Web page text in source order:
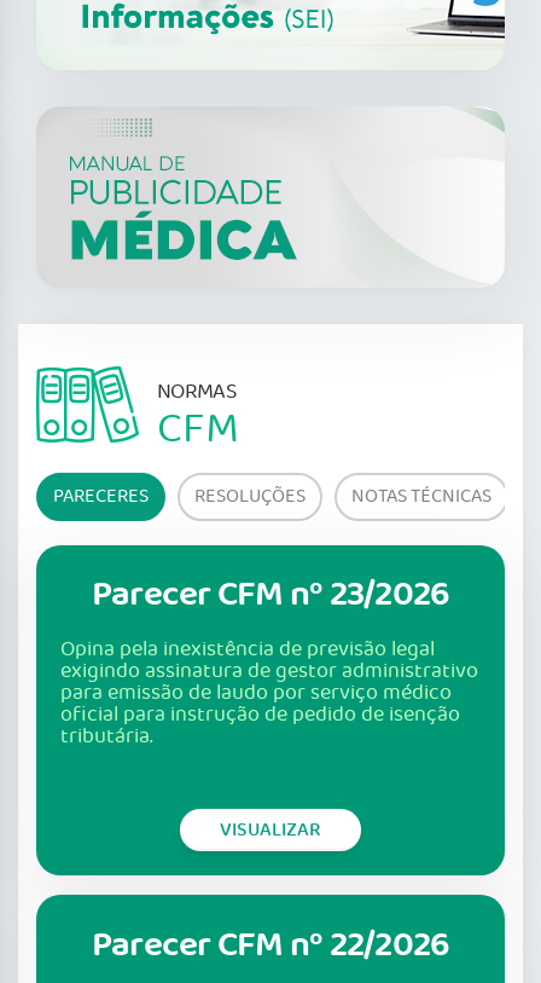
NORMAS
CFM
PARECERES RESOLUÇÕES NOTAS TÉCNICAS
Parecer CFM nº 23/2026
Opina pela inexistência de previsão legal
exigindo assinatura de gestor administrativo
para emissão de laudo por serviço médico
oficial para instrução de pedido de isenção
tributária.
VISUALIZAR
Parecer CFM nº 22/2026